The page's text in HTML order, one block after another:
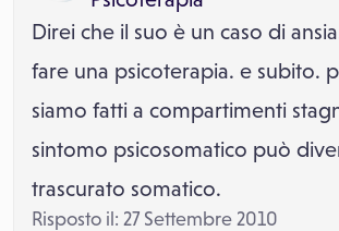
Direi che il suo è un caso di
fare una psicoterapia. e subito.
siamo fatti a compartimenti
sintomo psicosomatico può
trascurato somatico.
Risposto il: 27 Settembre 2010